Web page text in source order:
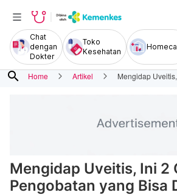
Chat
dengan
Dokter
Toko
Kesehatan
search Home Artikel Mengidap
Mengidap Uveitis, Ini 2
Pengobatan yang Bisa